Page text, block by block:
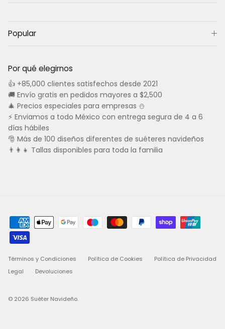
Popular
Por qué elegirnos
👍 +85,000 clientes satisfechos desde 2021
🚚 Envío gratis en pedidos mayores a $2,500
🎄 Precios especiales para empresas ⛄
⚡ Enviamos a todo México con entrega segura de 4 a 6
días hábiles
🎅 Más de 100 diseños diferentes de suéteres navideños
👨‍👩‍👧 Tallas disponibles para toda la familia
Términos y Condiciones Política de Cookies
Política de Privacidad
Legal
Devoluciones
© 2026 Suéter Navideño.